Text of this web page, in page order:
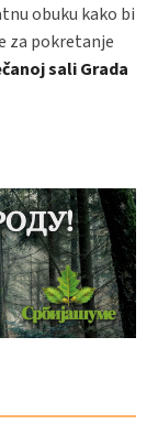
obuku kako bi
za pokretanje
sali Grada